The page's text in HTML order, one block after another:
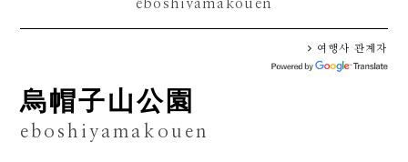
eboshiyamakouen
여행사 관계자
烏帽子山公園
eboshiyamakouen